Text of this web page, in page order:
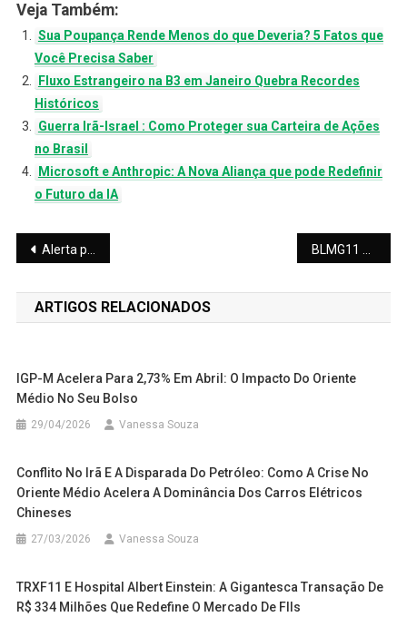
Veja Também:
Sua Poupança Rende Menos do que Deveria? 5 Fatos que
Você Precisa Saber
Fluxo Estrangeiro na B3 em Janeiro Quebra Recordes
Históricos
Guerra Irã-Israel : Como Proteger sua Carteira de Ações
no Brasil
Microsoft e Anthropic: A Nova Aliança que pode Redefinir
o Futuro da IA
Navegação
de
Post
Alerta para a Vale (VALE3): China fixa menor meta de crescimento desde 1991 e impacta o setor de commodities
ARTIGOS RELACIONADOS
IGP-M Acelera Para 2,73% Em Abril: O Impacto Do Oriente
Médio No Seu Bolso
29/04/2026 Vanessa Souza
Conflito No Irã E A Disparada Do Petróleo: Como A Crise No
Oriente Médio Acelera A Dominância Dos Carros Elétricos
Chineses
27/03/2026 Vanessa Souza
TRXF11 E Hospital Albert Einstein: A Gigantesca Transação De
R$ 334 Milhões Que Redefine O Mercado De FIIs